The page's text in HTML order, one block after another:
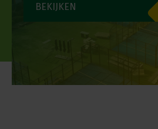
BEKIJKEN